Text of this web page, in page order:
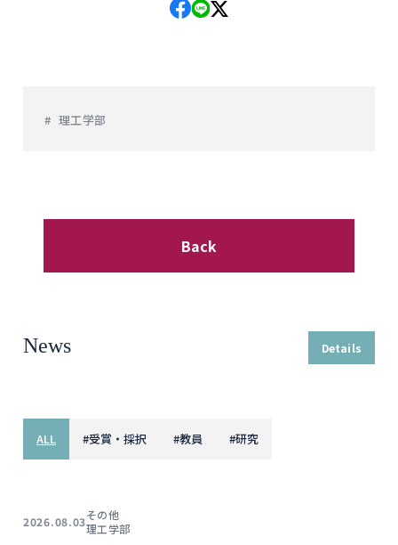
理工学部
Back
News Details
ALL #受賞・採択 #教員 #研究
2026.08.03その他
理工学部